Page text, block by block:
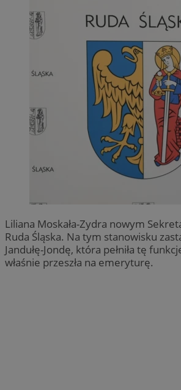
Liliana Moskała-Zydra nowym
Ruda Śląska. Na tym stanowisku
Jandułę-Jondę, która pełniła tę
właśnie przeszła na emeryturę.